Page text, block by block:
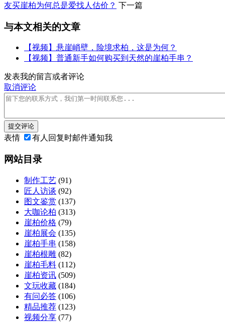
友买崖柏为何总是爱找人估价？ 下一篇
与本文相关的文章
【视频】悬崖峭壁，险境求柏，这是为何？
【视频】普通新手如何购买到天然的崖柏手串？
发表我的留言或者评论
取消评论
提交评论
表情 有人回复时邮件通知我
网站目录
制作工艺 (91)
匠人访谈 (92)
图文鉴赏 (137)
大咖论柏 (313)
崖柏价格 (79)
崖柏展会 (135)
崖柏手串 (158)
崖柏根雕 (82)
崖柏毛料 (112)
崖柏资讯 (509)
文玩收藏 (184)
有问必答 (106)
精品推荐 (123)
视频分享 (77)